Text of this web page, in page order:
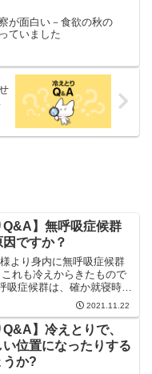
が面白い－食欲の秋の
ていました
Q&A】無呼吸症候群
ですか？
より身内に無呼吸症候群
れも冷えからきたもので
吸症候群は、確か就寝時に
で呼吸がしにくくなるとい
だったと思いますが、こち
と、元々は肝臓と消化器の
因と考え...
2021.11.22
Q&A】冷えとりで、
位置になったりする
うか?